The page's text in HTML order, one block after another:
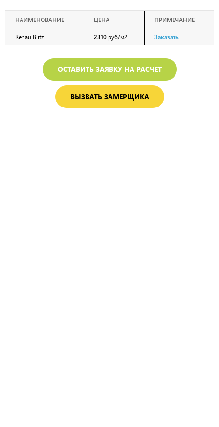
НАИМЕНОВАНИЕ ЦЕНА ПРИМЕЧАНИЕ
Rehau Blitz 2310 руб/м2 Заказать
ОСТАВИТЬ ЗАЯВКУ НА РАСЧЕТ
ВЫЗВАТЬ ЗАМЕРЩИКА